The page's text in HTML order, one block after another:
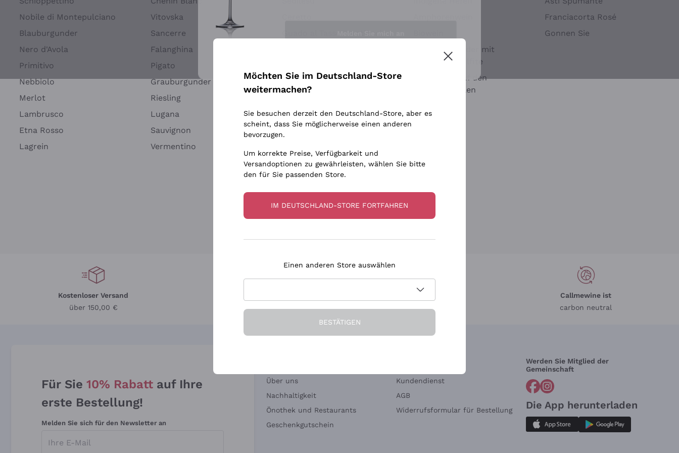
Nobile di Montepulciano
Blauburgunder
Nero d'Avola
Primitivo
Nebbiolo
Merlot
Lambrusco
Etna Rosso
Lagrein
Vitovska
Sancerre
Falanghina
Pigato
Grauburgunder
Riesling
Lugana
Sauvignon
Vermentino
Ca' dei Frati
Biondi Santi
Quintarelli Giuseppe
Rinaldi Giuseppe
Egly Ouriet
Jacquesson
Agrapart
Ohne Sulfit oder mit
minimalen Sulfite
Maischung auf den
Traubenschalen
Franciacorta Rosé
Gonnen Sie
Kostenloser Versand
über 150,00 €
in Deutschland
in 3 Raten
Callmewine ist
carbon neutral
Für Sie 10% Rabatt auf Ihre
erste Bestellung!
Melden Sie sich für den Newsletter an
Über uns
Nachhaltigkeit
Önothek und Restaurants
Geschenkgutschein
Kundendienst
AGB
Widerrufsformular für Bestellung
Werden Sie Mitglied der
Gemeinschaft
Die App herunterladen
Möchten Sie im Deutschland-Store
weitermachen?
Sie besuchen derzeit den Deutschland-Store, aber es
scheint, dass Sie möglicherweise einen anderen
bevorzugen.
Um korrekte Preise, Verfügbarkeit und
Versandoptionen zu gewährleisten, wählen Sie bitte
den für Sie passenden Store.
IM DEUTSCHLAND-STORE FORTFAHREN
Einen anderen Store auswählen
BESTÄTIGEN